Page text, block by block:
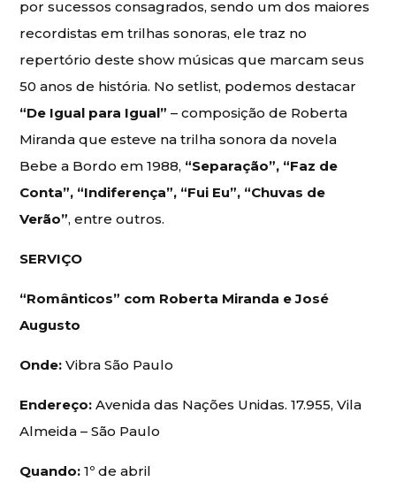
por sucessos consagrados, sendo um dos maiores
recordistas em trilhas sonoras, ele traz no
repertório deste show músicas que marcam seus
50 anos de história. No setlist, podemos destacar
“De Igual para Igual” – composição de Roberta
Miranda que esteve na trilha sonora da novela
Bebe a Bordo em 1988, “Separação”, “Faz de
Conta”, “Indiferença”, “Fui Eu”, “Chuvas de
Verão”, entre outros.
SERVIÇO
“Românticos” com Roberta Miranda e José
Augusto
Onde: Vibra São Paulo
Endereço: Avenida das Nações Unidas. 17.955, Vila
Almeida – São Paulo
Quando: 1º de abril